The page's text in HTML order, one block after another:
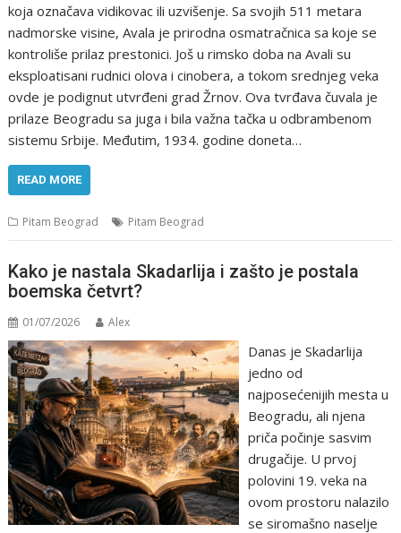
koja označava vidikovac ili uzvišenje. Sa svojih 511 metara
nadmorske visine, Avala je prirodna osmatračnica sa koje se
kontroliše prilaz prestonici. Još u rimsko doba na Avali su
eksploatisani rudnici olova i cinobera, a tokom srednjeg veka
ovde je podignut utvrđeni grad Žrnov. Ova tvrđava čuvala je
prilaze Beogradu sa juga i bila važna tačka u odbrambenom
sistemu Srbije. Međutim, 1934. godine doneta…
READ MORE
Pitam Beograd Pitam Beograd
Kako je nastala Skadarlija i zašto je postala
boemska četvrt?
01/07/2026 Alex
Danas je Skadarlija
jedno od
najposećenijih mesta u
Beogradu, ali njena
priča počinje sasvim
drugačije. U prvoj
polovini 19. veka na
ovom prostoru nalazilo
se siromašno naselje